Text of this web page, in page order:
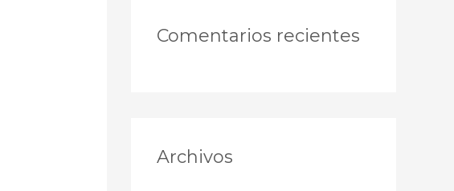
Comentarios recientes
Archivos